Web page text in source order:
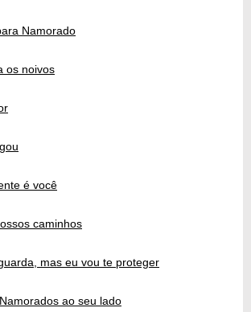
Namorado
os noivos
é você
caminhos
mas eu vou te proteger
ao seu lado